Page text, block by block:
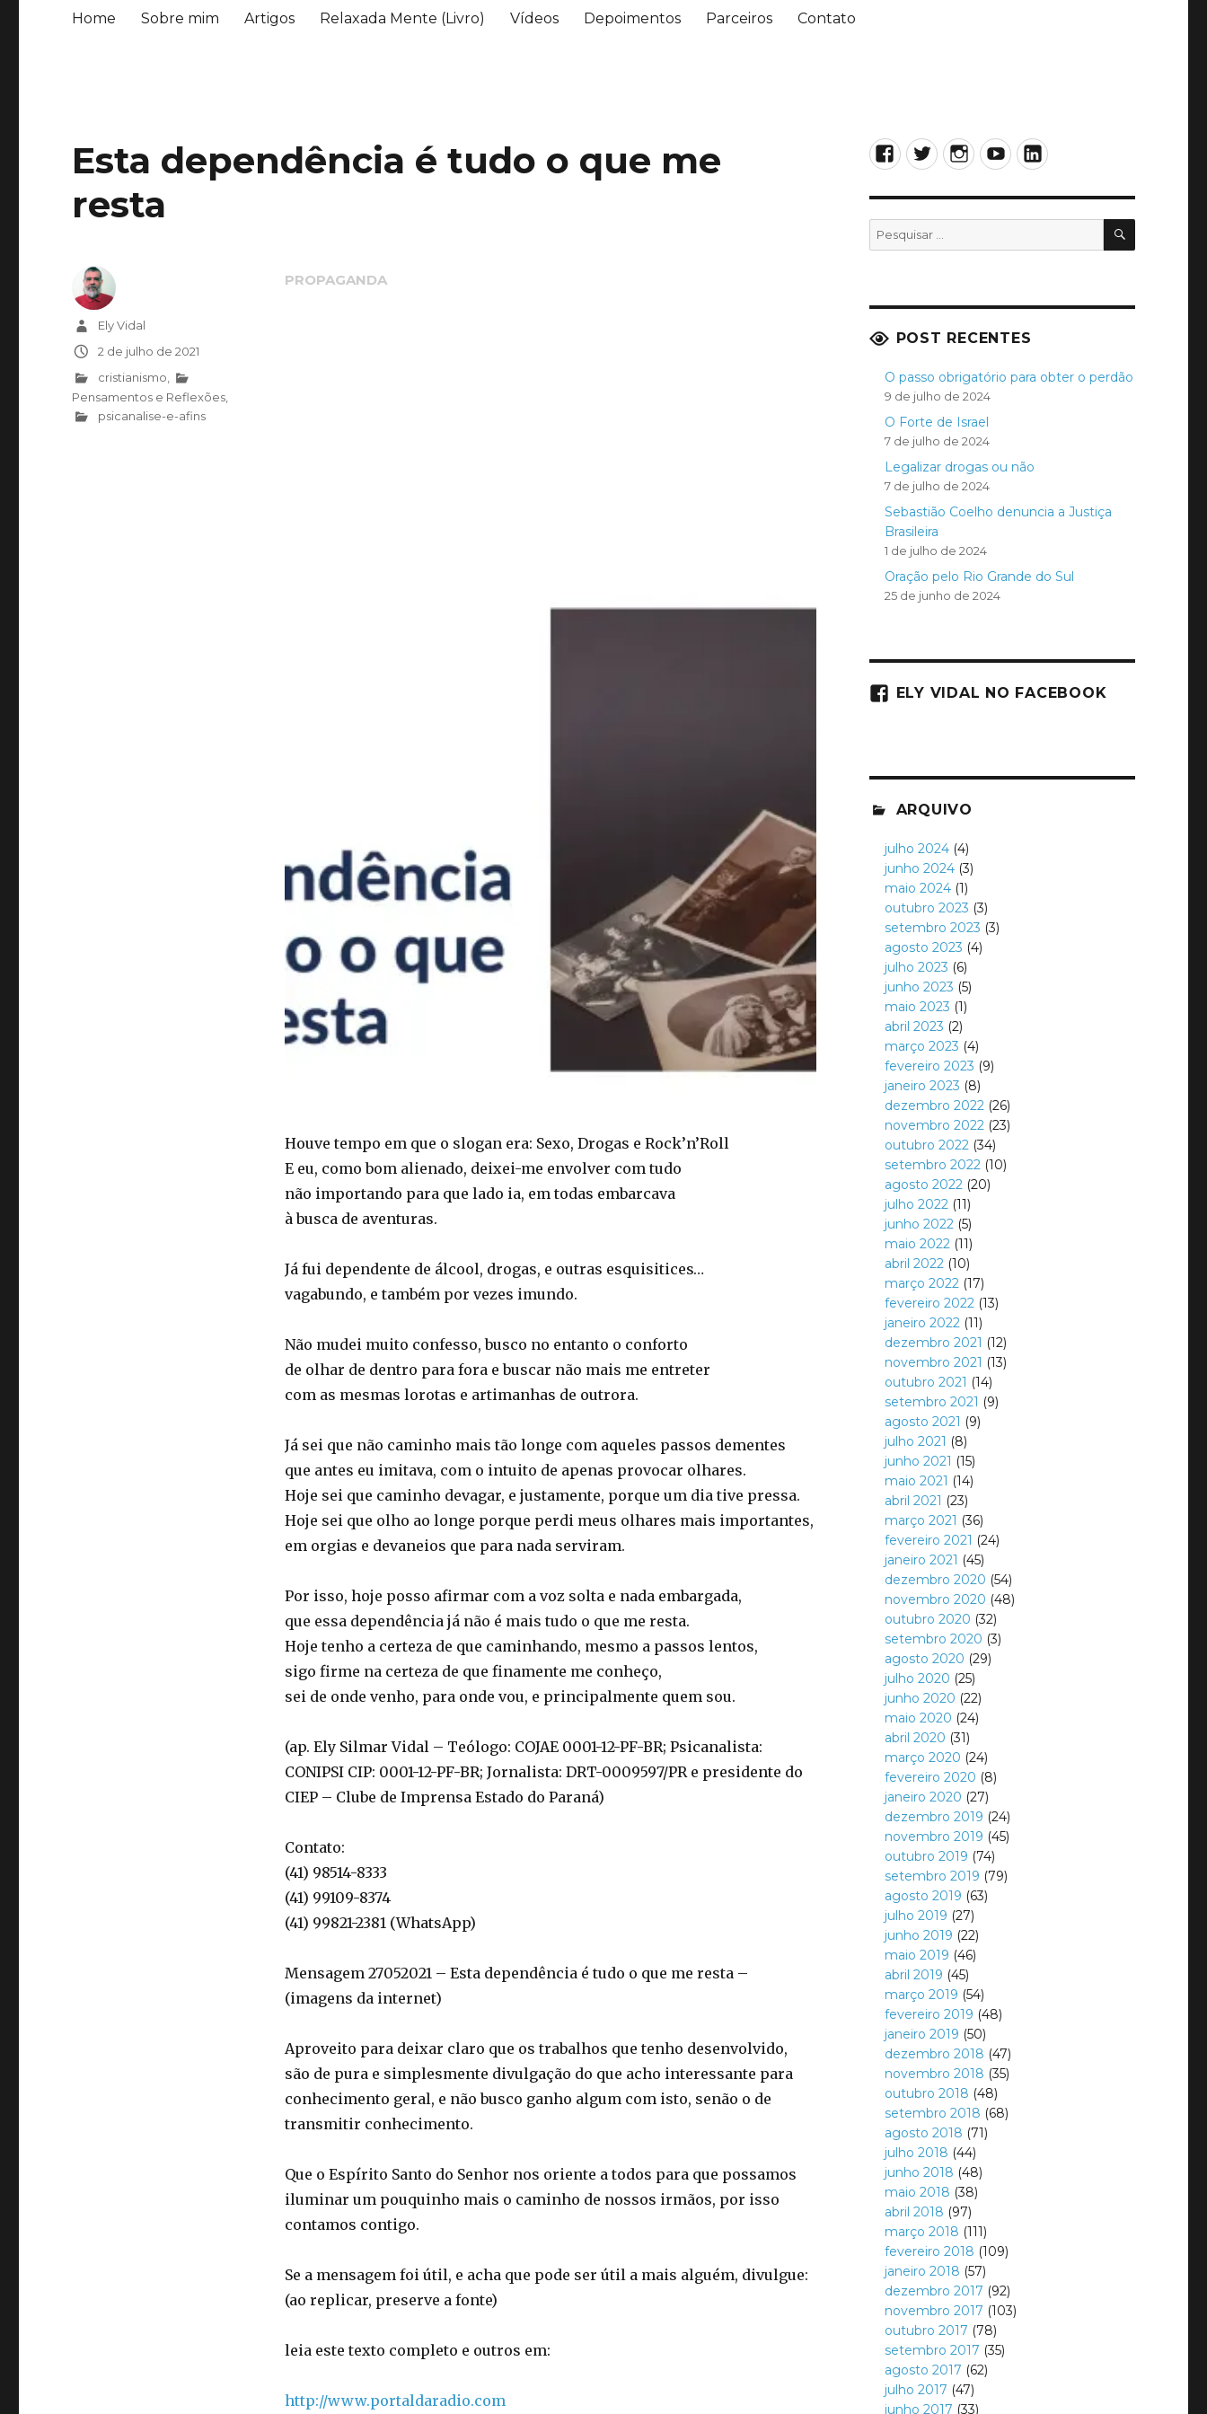
Home Sobre mim Artigos Relaxada Mente (Livro) Vídeos Depoimentos Parceiros Contato
Esta dependência é tudo o que me
resta
Houve tempo em que o slogan era: Sexo, Drogas e Rock’n’Roll
E eu, como bom alienado, deixei-me envolver com tudo
não importando para que lado ia, em todas embarcava
à busca de aventuras.
Já fui dependente de álcool, drogas, e outras esquisitices…
vagabundo, e também por vezes imundo.
Não mudei muito confesso, busco no entanto o conforto
de olhar de dentro para fora e buscar não mais me entreter
com as mesmas lorotas e artimanhas de outrora.
Já sei que não caminho mais tão longe com aqueles passos dementes
que antes eu imitava, com o intuito de apenas provocar olhares.
Hoje sei que caminho devagar, e justamente, porque um dia tive pressa.
Hoje sei que olho ao longe porque perdi meus olhares mais importantes,
em orgias e devaneios que para nada serviram.
Por isso, hoje posso afirmar com a voz solta e nada embargada,
que essa dependência já não é mais tudo o que me resta.
Hoje tenho a certeza de que caminhando, mesmo a passos lentos,
sigo firme na certeza de que finamente me conheço,
sei de onde venho, para onde vou, e principalmente quem sou.
(ap. Ely Silmar Vidal – Teólogo: COJAE 0001-12-PF-BR; Psicanalista:
CONIPSI CIP: 0001-12-PF-BR; Jornalista: DRT-0009597/PR e presidente do
CIEP – Clube de Imprensa Estado do Paraná)
Contato:
(41) 98514-8333
(41) 99109-8374
(41) 99821-2381 (WhatsApp)
Mensagem 27052021 – Esta dependência é tudo o que me resta –
(imagens da internet)
Aproveito para deixar claro que os trabalhos que tenho desenvolvido,
são de pura e simplesmente divulgação do que acho interessante para
conhecimento geral, e não busco ganho algum com isto, senão o de
transmitir conhecimento.
Que o Espírito Santo do Senhor nos oriente a todos para que possamos
iluminar um pouquinho mais o caminho de nossos irmãos, por isso
contamos contigo.
Se a mensagem foi útil, e acha que pode ser útil a mais alguém, divulgue:
(ao replicar, preserve a fonte)
leia este texto completo e outros em:
http://www.portaldaradio.com
AutorEly Vidal
Publicado
em
2 de julho de 2021
Categorias
cristianismo
Pensamentos e Reflexões
psicanalise-e-afins
Facebook
TwitterInstagram
YouTubeLinkedIn
Pesquisar
por:
POST RECENTES
O passo obrigatório para obter o perdão
9 de julho de 2024
O Forte de Israel
7 de julho de 2024
Legalizar drogas ou não
7 de julho de 2024
Sebastião Coelho denuncia a Justiça
Brasileira
1 de julho de 2024
Oração pelo Rio Grande do Sul
25 de junho de 2024
ELY VIDAL NO FACEBOOK
ARQUIVO
julho 2024 (4)
junho 2024 (3)
maio 2024 (1)
outubro 2023 (3)
setembro 2023 (3)
agosto 2023 (4)
julho 2023 (6)
junho 2023 (5)
maio 2023 (1)
abril 2023 (2)
março 2023 (4)
fevereiro 2023 (9)
janeiro 2023 (8)
dezembro 2022 (26)
novembro 2022 (23)
outubro 2022 (34)
setembro 2022 (10)
agosto 2022 (20)
julho 2022 (11)
junho 2022 (5)
maio 2022 (11)
abril 2022 (10)
março 2022 (17)
fevereiro 2022 (13)
janeiro 2022 (11)
dezembro 2021 (12)
novembro 2021 (13)
outubro 2021 (14)
setembro 2021 (9)
agosto 2021 (9)
julho 2021 (8)
junho 2021 (15)
maio 2021 (14)
abril 2021 (23)
março 2021 (36)
fevereiro 2021 (24)
janeiro 2021 (45)
dezembro 2020 (54)
novembro 2020 (48)
outubro 2020 (32)
setembro 2020 (3)
agosto 2020 (29)
julho 2020 (25)
junho 2020 (22)
maio 2020 (24)
abril 2020 (31)
março 2020 (24)
fevereiro 2020 (8)
janeiro 2020 (27)
dezembro 2019 (24)
novembro 2019 (45)
outubro 2019 (74)
setembro 2019 (79)
agosto 2019 (63)
julho 2019 (27)
junho 2019 (22)
maio 2019 (46)
abril 2019 (45)
março 2019 (54)
fevereiro 2019 (48)
janeiro 2019 (50)
dezembro 2018 (47)
novembro 2018 (35)
outubro 2018 (48)
setembro 2018 (68)
agosto 2018 (71)
julho 2018 (44)
junho 2018 (48)
maio 2018 (38)
abril 2018 (97)
março 2018 (111)
fevereiro 2018 (109)
janeiro 2018 (57)
dezembro 2017 (92)
novembro 2017 (103)
outubro 2017 (78)
setembro 2017 (35)
agosto 2017 (62)
julho 2017 (47)
junho 2017 (33)